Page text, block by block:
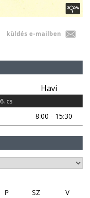
küldés e-mailben
Havi
cs
8:00 - 15:30
P SZ
V